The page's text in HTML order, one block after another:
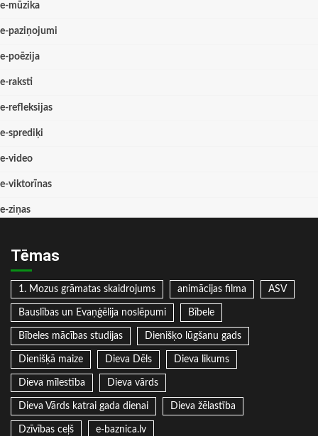
e-mūzika
e-paziņojumi
e-poēzija
e-raksti
e-refleksijas
e-sprediķi
e-video
e-viktorīnas
e-ziņas
Tēmas
1. Mozus grāmatas skaidrojums animācijas filma ASV
Bauslības un Evaņģēlija noslēpumi Bībele
Bībeles mācības studijas Dienišķo lūgšanu gads
Dienišķā maize Dieva Dēls Dieva likums
Dieva mīlestība Dieva vārds
Dieva Vārds katrai gada dienai Dieva žēlastība
Dzīvības ceļš e-baznica.lv